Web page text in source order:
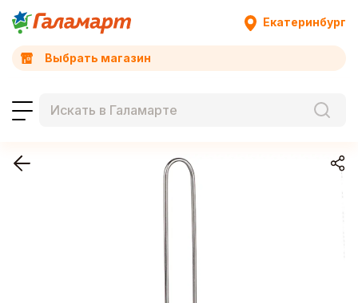
Екатеринбург
Выбрать магазин